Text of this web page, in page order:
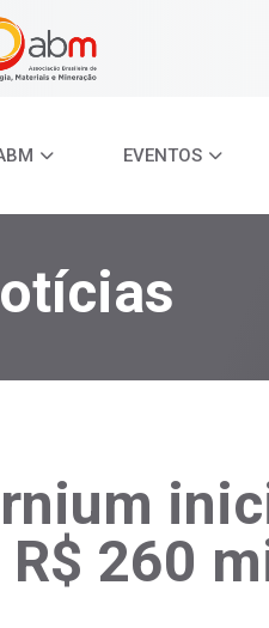
EVENTOS
R$ 260